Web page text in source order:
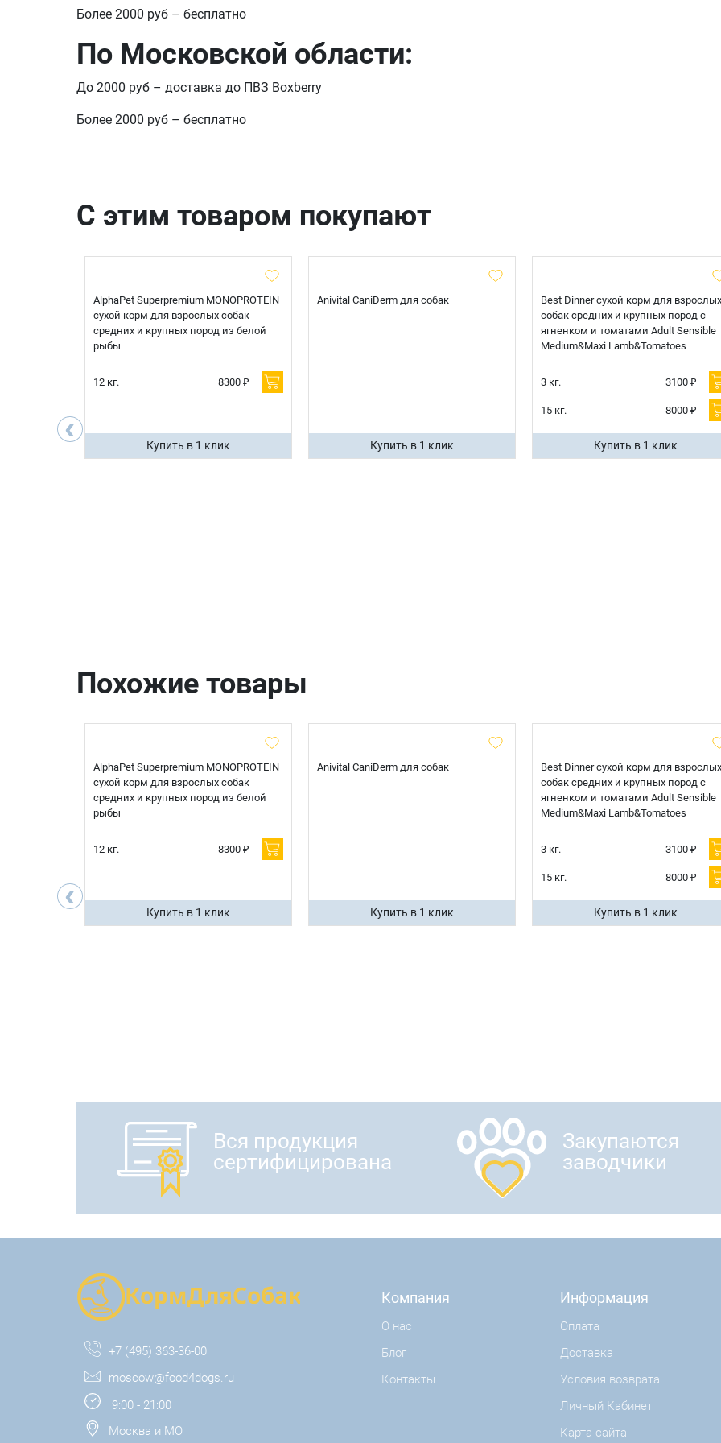
Более 2000 руб – бесплатно
По Московской области:
До 2000 руб – доставка до ПВЗ Boxberry
Более 2000 руб – бесплатно
С этим товаром покупают
‹
AlphaPet Superpremium MONOPROTEIN
сухой корм для взрослых собак
средних и крупных пород из белой
рыбы
12 кг. 8300 ₽
Купить в 1 клик
Anivital CaniDerm для собак
Купить в 1 клик
Best Dinner сухой корм для взрослых
собак средних и крупных пород с
ягненком и томатами Adult Sensible
Medium&Maxi Lamb&Tomatoes
3 кг. 3100 ₽
15 кг. 8000 ₽
Купить в 1 клик
Похожие товары
‹
AlphaPet Superpremium MONOPROTEIN
сухой корм для взрослых собак
средних и крупных пород из белой
рыбы
12 кг. 8300 ₽
Купить в 1 клик
Anivital CaniDerm для собак
Купить в 1 клик
Best Dinner сухой корм для взрослых
собак средних и крупных пород с
ягненком и томатами Adult Sensible
Medium&Maxi Lamb&Tomatoes
3 кг. 3100 ₽
15 кг. 8000 ₽
Купить в 1 клик
Вся продукция
сертифицирована
Закупаются
заводчики
+7 (495) 363-36-00
moscow@food4dogs.ru
9:00 - 21:00
Москва и МО
Компания
О нас
Блог
Контакты
Информация
Оплата
Доставка
Условия возврата
Личный Кабинет
Карта сайта
Продолжить покупки
Телефон